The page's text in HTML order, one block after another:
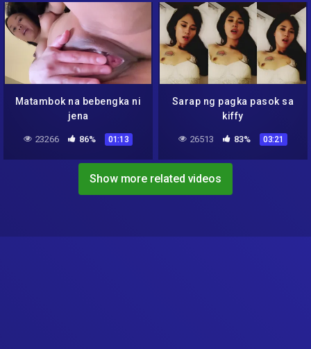
Matambok na bebengka ni
jena
23266 86% 01:13
Sarap ng pagka pasok sa
kiffy
26513 83% 03:21
Show more related videos